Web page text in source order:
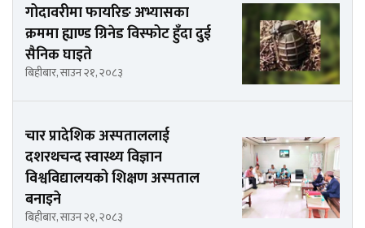
गोदावरीमा फायरिङ अभ्यासका
क्रममा ह्याण्ड ग्रिनेड विस्फोट हुँदा दुई
सैनिक घाइते
बिहीबार, साउन २१, २०८३
चार प्रादेशिक अस्पताललाई
दशरथचन्द स्वास्थ्य विज्ञान
विश्वविद्यालयको शिक्षण अस्पताल
बनाइने
बिहीबार, साउन २१, २०८३